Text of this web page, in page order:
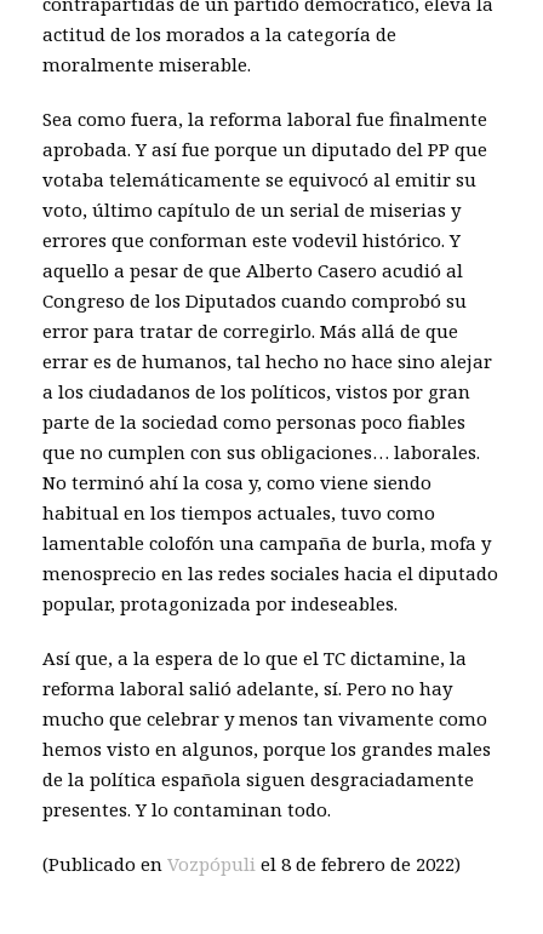
actitud de los morados a la categoría de
moralmente miserable.
Sea como fuera, la reforma laboral fue finalmente
aprobada. Y así fue porque un diputado del PP que
votaba telemáticamente se equivocó al emitir su
voto, último capítulo de un serial de miserias y
errores que conforman este vodevil histórico. Y
aquello a pesar de que Alberto Casero acudió al
Congreso de los Diputados cuando comprobó su
error para tratar de corregirlo. Más allá de que
errar es de humanos, tal hecho no hace sino alejar
a los ciudadanos de los políticos, vistos por gran
parte de la sociedad como personas poco fiables
que no cumplen con sus obligaciones… laborales.
No terminó ahí la cosa y, como viene siendo
habitual en los tiempos actuales, tuvo como
lamentable colofón una campaña de burla, mofa y
menosprecio en las redes sociales hacia el diputado
popular, protagonizada por indeseables.
Así que, a la espera de lo que el TC dictamine, la
reforma laboral salió adelante, sí. Pero no hay
mucho que celebrar y menos tan vivamente como
hemos visto en algunos, porque los grandes males
de la política española siguen desgraciadamente
presentes. Y lo contaminan todo.
(Publicado en Vozpópuli el 8 de febrero de 2022)